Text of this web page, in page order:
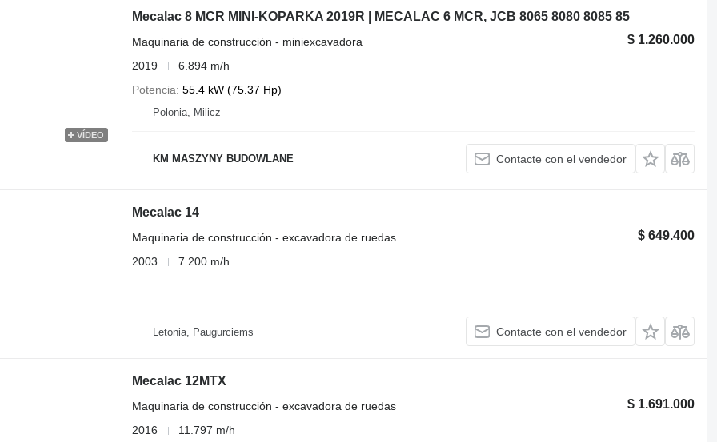
VÍDEO
Mecalac 8 MCR MINI-KOPARKA 2019R | MECALAC 6 MCR, JCB 8065 8080 8085 85
$ 1.260.000
Maquinaria de construcción - miniexcavadora
2019
6.894 m/h
Potencia 55.4 kW (75.37 Hp)
Polonia, Milicz
KM MASZYNY BUDOWLANE Contacte con el vendedor
Mecalac 14
$ 649.400
Maquinaria de construcción - excavadora de ruedas
2003
7.200 m/h
Letonia, Paugurciems Contacte con el vendedor
Mecalac 12MTX
$ 1.691.000
Maquinaria de construcción - excavadora de ruedas
2016
11.797 m/h